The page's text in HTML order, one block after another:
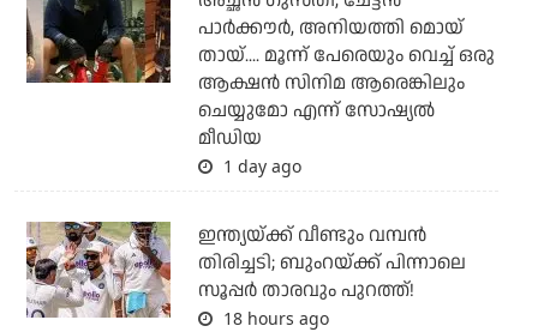
പാര്‍ക്കൗര്‍, അനിയത്തി മൊയ്
തായ്.... മൂന്ന് പേരെയും വെച്ച് ഒരു
ആക്ഷന്‍ സിനിമ ആരെങ്കിലും
ചെയ്യുമോ എന്ന് സോഷ്യല്‍
മീഡിയ
1 day ago
ഇന്ത്യയ്ക്ക് വീണ്ടും വമ്പന്‍
തിരിച്ചടി; ബുംറയ്ക്ക് പിന്നാലെ
സൂപ്പര്‍ താരവും പുറത്ത്!
18 hours ago